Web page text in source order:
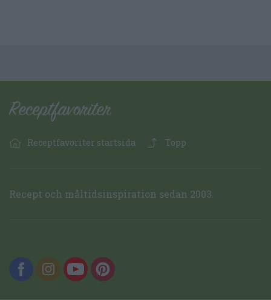
Receptfavoriter startsida Topp
Recept och måltidsinspiration sedan 2003.